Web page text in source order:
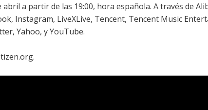
a partir de las 19:00, hora española. A través de
Instagram, LiveXLive, Tencent, Tencent Music
Yahoo, y YouTube.
.